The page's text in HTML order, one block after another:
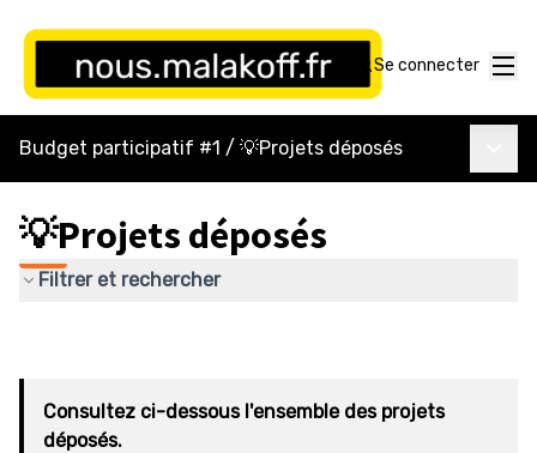
Se connecter
Budget participatif #1 / 💡Projets déposés
💡Projets déposés
Filtrer et rechercher
Consultez ci-dessous l'ensemble des projets
déposés.